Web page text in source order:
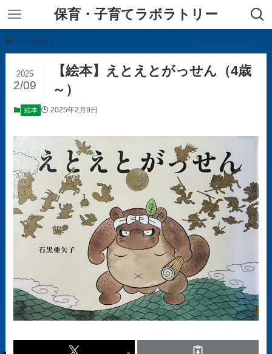
保育・子育てラボラトリー
ホーム 絵本
【絵本】えとえとがっせん（4歳
～）
2025
2/09
絵本 2025年2月9日